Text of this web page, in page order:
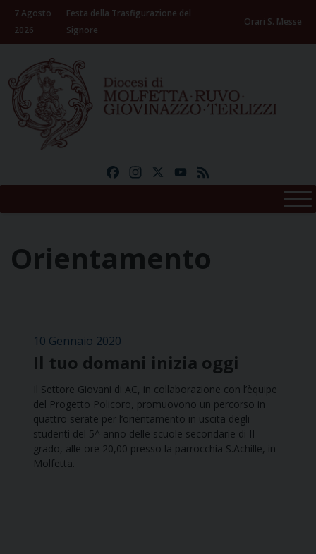
Skip
content
7 Agosto
2026
Festa della Trasfigurazione del
Signore
Orari S. Messe
FacebookInstagramYouTube
Orientamento
10 Gennaio 2020
Il tuo domani inizia oggi
Il Settore Giovani di AC, in collaborazione con l’èquipe
del Progetto Policoro, promuovono un percorso in
quattro serate per l’orientamento in uscita degli
studenti del 5^ anno delle scuole secondarie di II
grado, alle ore 20,00 presso la parrocchia S.Achille, in
Molfetta.